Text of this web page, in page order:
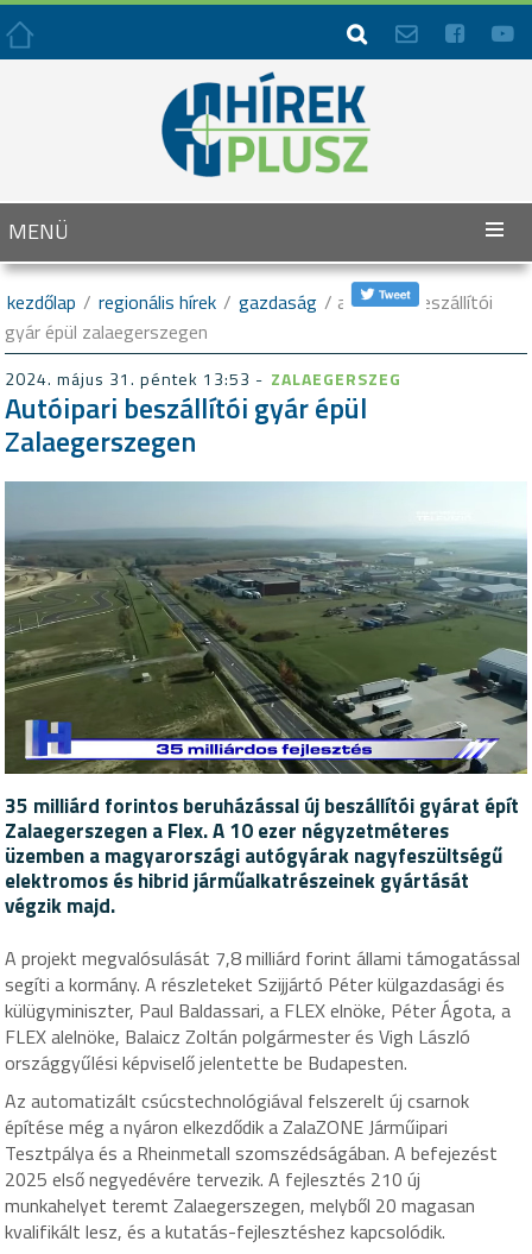
   
MENÜ
kezdőlap / regionális hírek / gazdaság / autóipari beszállítói
gyár épül zalaegerszegen
2024. május 31. péntek 13:53 - ZALAEGERSZEG
Autóipari beszállítói gyár épül
Zalaegerszegen
35 milliárd forintos beruházással új beszállítói gyárat épít
Zalaegerszegen a Flex. A 10 ezer négyzetméteres
üzemben a magyarországi autógyárak nagyfeszültségű
elektromos és hibrid járműalkatrészeinek gyártását
végzik majd.
A projekt megvalósulását 7,8 milliárd forint állami támogatással
segíti a kormány. A részleteket Szijjártó Péter külgazdasági és
külügyminiszter, Paul Baldassari, a FLEX elnöke, Péter Ágota, a
FLEX alelnöke, Balaicz Zoltán polgármester és Vigh László
országgyűlési képviselő jelentette be Budapesten.
Az automatizált csúcstechnológiával felszerelt új csarnok
építése még a nyáron elkezdődik a ZalaZONE Járműipari
Tesztpálya és a Rheinmetall szomszédságában. A befejezést
2025 első negyedévére tervezik. A fejlesztés 210 új
munkahelyet teremt Zalaegerszegen, melyből 20 magasan
kvalifikált lesz, és a kutatás-fejlesztéshez kapcsolódik.